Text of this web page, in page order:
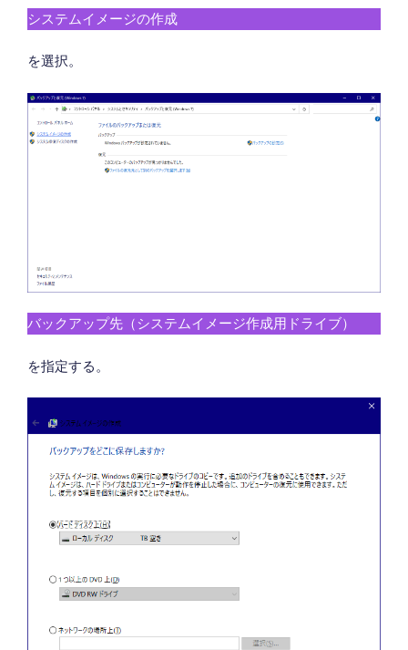
システムイメージの作成
を選択。
バックアップ先（システムイメージ作成用ドライブ）
を指定する。